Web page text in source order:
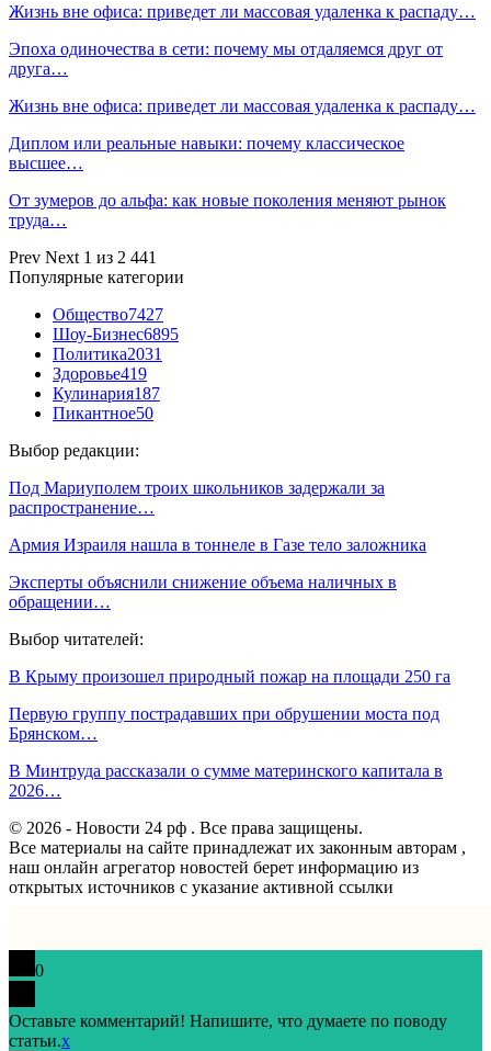
Жизнь вне офиса: приведет ли массовая удаленка к распаду…
Эпоха одиночества в сети: почему мы отдаляемся друг от
друга…
Жизнь вне офиса: приведет ли массовая удаленка к распаду…
Диплом или реальные навыки: почему классическое
высшее…
От зумеров до альфа: как новые поколения меняют рынок
труда…
Prev Next 1 из 2 441
Популярные категории
Общество7427
Шоу-Бизнес6895
Политика2031
Здоровье419
Кулинария187
Пикантное50
Выбор редакции:
Под Мариуполем троих школьников задержали за
распространение…
Армия Израиля нашла в тоннеле в Газе тело заложника
Эксперты объяснили снижение объема наличных в
обращении…
Выбор читателей:
В Крыму произошел природный пожар на площади 250 га
Первую группу пострадавших при обрушении моста под
Брянском…
В Минтруда рассказали о сумме материнского капитала в
2026…
© 2026 - Новости 24 рф . Все права защищены.
Все материалы на сайте принадлежат их законным авторам ,
наш онлайн агрегатор новостей берет информацию из
открытых источников с указание активной ссылки
0
Оставьте комментарий! Напишите, что думаете по поводу
статьи.x